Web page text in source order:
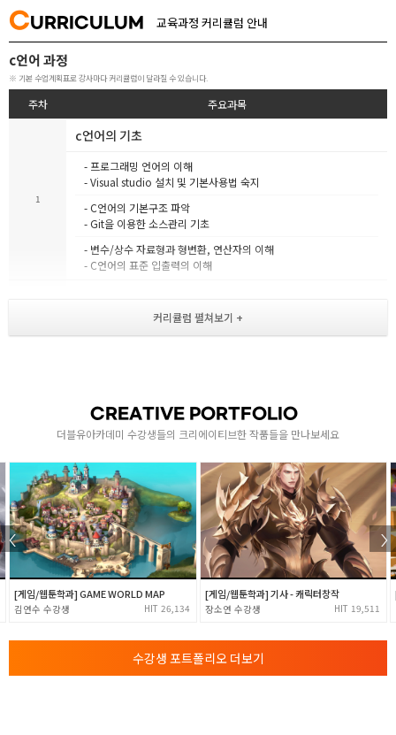
CURRICULUM 교육과정 커리큘럼 안내
c언어 과정
※ 기본 수업계획표로 강사마다 커리큘럼이 달라질 수 있습니다.
주차 주요과목
1
c언어의 기초
- 프로그래밍 언어의 이해
- Visual studio 설치 및 기본사용법 숙지
- C언어의 기본구조 파악
- Git을 이용한 소스관리 기초
- 변수/상수 자료형과 형변환, 연산자의 이해
- C언어의 표준 입출력의 이해
배열의 개념과 문자열 배열 이해
[ 1차원, 2차원, 다차원배열과 배열 정렬 알고리즘 ]
3
함수와 포인터
- 표준함수의 활용 및 사용자 정의함수
- 가변인자를 가지는 함수와 함수의 재귀호출
- 기본 파일 입출력 및 메모리 구조와 포인터의 이해
- 포인터 변수의 활용
- 배열변수와 포인터변수와 동적 메모리할당
- Call By Reference, Value
4
구조체와 모듈화
- 구조체의 이해 및 자기참조 구조체와 LinkedList
CREATIVE PORTFOLIO
더블유아카데미 수강생들의 크리에이티브한 작품들을 만나보세요
[게임/웹툰학과] GAME WORLD MAP
김연수 26,134
[게임/웹툰학과] 기사 - 캐릭터창작
장소연 19,511
수강생 포트폴리오 더보기